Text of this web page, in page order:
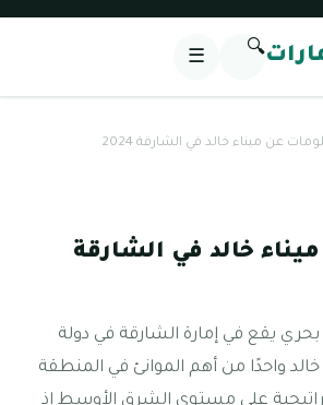
🔍
☰
عن ميناء خالد في الشارقة 2024
خالد في الشارقة
بحري يقع في إمارة الشارقة في دولة
خالد واحدًا من أهم الموانئ في المنطقة
على مستوى الشرق الأوسط إذ